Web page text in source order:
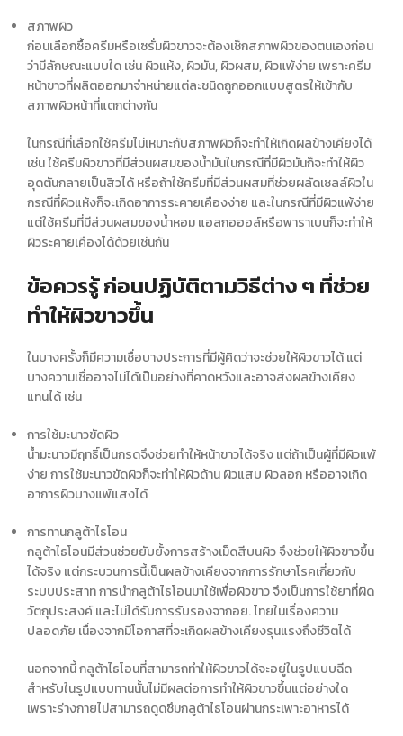
สภาพผิว
ก่อนเลือกซื้อครีมหรือเซรั่มผิวขาวจะต้องเช็กสภาพผิวของตนเองก่อน
ว่ามีลักษณะแบบใด เช่น ผิวแห้ง, ผิวมัน, ผิวผสม, ผิวแพ้ง่าย เพราะครีม
หน้าขาวที่ผลิตออกมาจำหน่ายแต่ละชนิดถูกออกแบบสูตรให้เข้ากับ
สภาพผิวหน้าที่แตกต่างกัน
ในกรณีที่เลือกใช้ครีมไม่เหมาะกับสภาพผิวก็จะทำให้เกิดผลข้างเคียงได้
เช่น ใช้ครีมผิวขาวที่มีส่วนผสมของน้ำมันในกรณีที่มีผิวมันก็จะทำให้ผิว
อุดตันกลายเป็นสิวได้ หรือถ้าใช้ครีมที่มีส่วนผสมที่ช่วยผลัดเซลล์ผิวใน
กรณีที่ผิวแห้งก็จะเกิดอาการระคายเคืองง่าย และในกรณีที่มีผิวแพ้ง่าย
แต่ใช้ครีมที่มีส่วนผสมของน้ำหอม แอลกอฮอล์หรือพาราเบนก็จะทำให้
ผิวระคายเคืองได้ด้วยเช่นกัน
ข้อควรรู้ ก่อนปฏิบัติตามวิธีต่าง ๆ ที่ช่วย
ทำให้ผิวขาวขึ้น
ในบางครั้งก็มีความเชื่อบางประการที่มีผู้คิดว่าจะช่วยให้ผิวขาวได้ แต่
บางความเชื่ออาจไม่ได้เป็นอย่างที่คาดหวังและอาจส่งผลข้างเคียง
แทนได้ เช่น
การใช้มะนาวขัดผิว
น้ำมะนาวมีฤทธิ์เป็นกรดจึงช่วยทำให้หน้าขาวได้จริง แต่ถ้าเป็นผู้ที่มีผิวแพ้
ง่าย การใช้มะนาวขัดผิวก็จะทำให้ผิวด้าน ผิวแสบ ผิวลอก หรืออาจเกิด
อาการผิวบางแพ้แสงได้
การทานกลูต้าไธโอน
กลูต้าไธโอนมีส่วนช่วยยับยั้งการสร้างเม็ดสีบนผิว จึงช่วยให้ผิวขาวขึ้น
ได้จริง แต่กระบวนการนี้เป็นผลข้างเคียงจากการรักษาโรคเกี่ยวกับ
ระบบประสาท การนำกลูต้าไธโอนมาใช้เพื่อผิวขาว จึงเป็นการใช้ยาที่ผิด
วัตถุประสงค์ และไม่ได้รับการรับรองจากอย. ไทยในเรื่องความ
ปลอดภัย เนื่องจากมีโอกาสที่จะเกิดผลข้างเคียงรุนแรงถึงชีวิตได้
นอกจากนี้ กลูต้าไธโอนที่สามารถทำให้ผิวขาวได้จะอยู่ในรูปแบบฉีด
สำหรับในรูปแบบทานนั้นไม่มีผลต่อการทำให้ผิวขาวขึ้นแต่อย่างใด
เพราะร่างกายไม่สามารถดูดซึมกลูต้าไธโอนผ่านกระเพาะอาหารได้